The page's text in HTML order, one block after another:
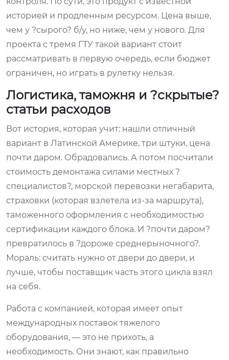
историей и продленным ресурсом. Цена выше,
чем у ?сырого? б/у, но ниже, чем у нового. Для
проекта с тремя ГТУ такой вариант стоит
рассматривать в первую очередь, если бюджет
ограничен, но играть в рулетку нельзя.
Логистика, таможня и ?скрытые?
статьи расходов
Вот история, которая учит: нашли отличный
вариант в Латинской Америке, три штуки, цена
почти даром. Обрадовались. А потом посчитали
стоимость демонтажа силами местных ?
специалистов?, морской перевозки негабарита,
страховки (которая взлетела из-за маршрута),
таможенного оформления с необходимостью
сертификации каждого блока. И ?почти даром?
превратилось в ?дороже среднерыночного?.
Мораль: считать нужно от двери до двери, и
лучше, чтобы поставщик часть этого цикла взял
на себя.
Работа с компанией, которая имеет опыт
международных поставок тяжелого
оборудования, — это не прихоть, а
необходимость. Они знают, как правильно